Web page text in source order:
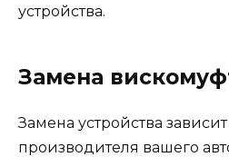
устройства.
Замена
Замена устройства
производителя вашего